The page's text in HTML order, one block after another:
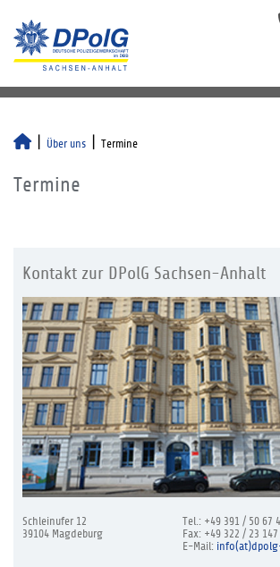
Über uns Termine
Termine
Kontakt zur DPolG Sachsen-Anhalt
Schleinufer 12
39104 Magdeburg
Tel.: +49 391 / 50 67
Fax: +49 322 / 23
E-Mail: